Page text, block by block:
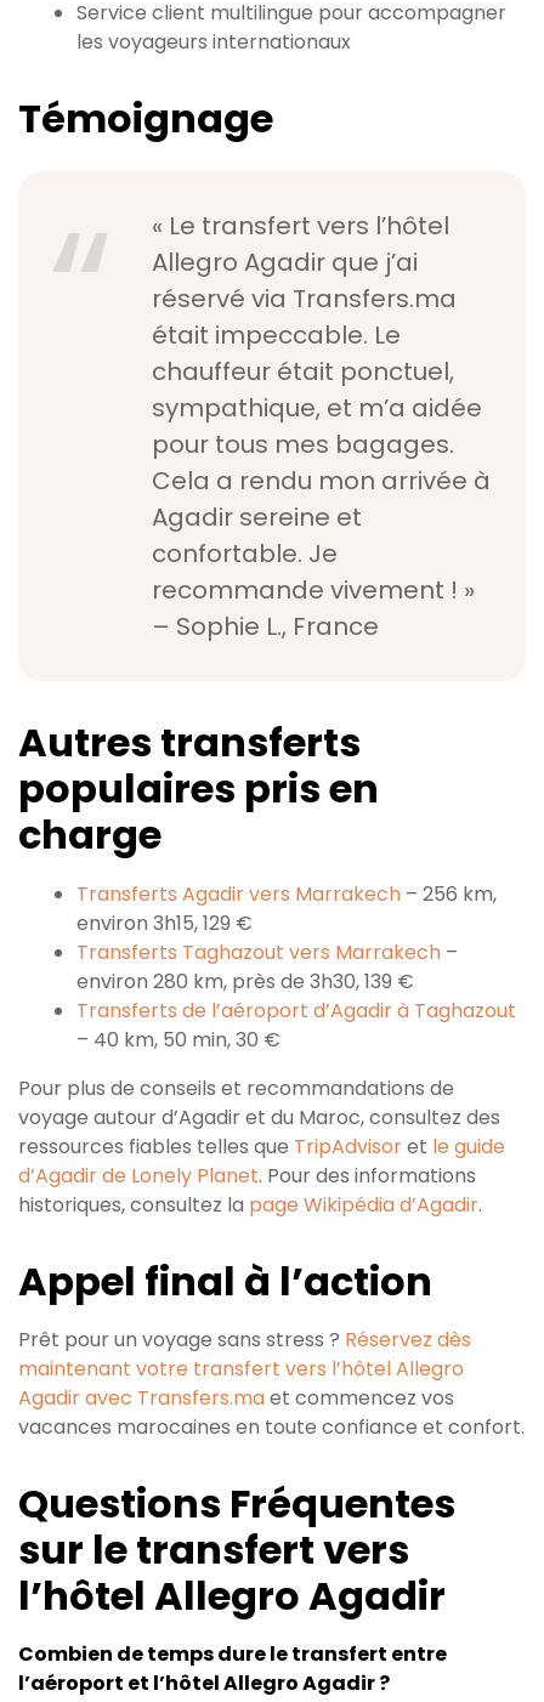
Service client multilingue pour accompagner
les voyageurs internationaux
Témoignage
« Le transfert vers l’hôtel
Allegro Agadir que j’ai
réservé via Transfers.ma
était impeccable. Le
chauffeur était ponctuel,
sympathique, et m’a aidée
pour tous mes bagages.
Cela a rendu mon arrivée à
Agadir sereine et
confortable. Je
recommande vivement ! »
– Sophie L., France
Autres transferts
populaires pris en
charge
Transferts Agadir vers Marrakech – 256 km,
environ 3h15, 129 €
Transferts Taghazout vers Marrakech –
environ 280 km, près de 3h30, 139 €
Transferts de l’aéroport d’Agadir à Taghazout
– 40 km, 50 min, 30 €
Pour plus de conseils et recommandations de
voyage autour d’Agadir et du Maroc, consultez des
ressources fiables telles que TripAdvisoret le guide
d’Agadir de Lonely Planet. Pour des informations
historiques, consultez la page Wikipédia d’Agadir.
Appel final à l’action
Prêt pour un voyage sans stress ? Réservez dès
maintenant votre transfert vers l’hôtel Allegro
Agadir avec Transfers.maet commencez vos
vacances marocaines en toute confiance et confort.
Questions Fréquentes
sur le transfert vers
l’hôtel Allegro Agadir
Combien de temps dure le transfert entre
l’aéroport et l’hôtel Allegro Agadir ?